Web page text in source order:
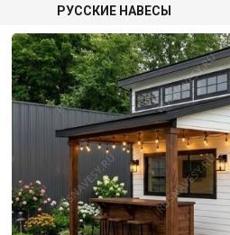
РУССКИЕ НАВЕСЫ